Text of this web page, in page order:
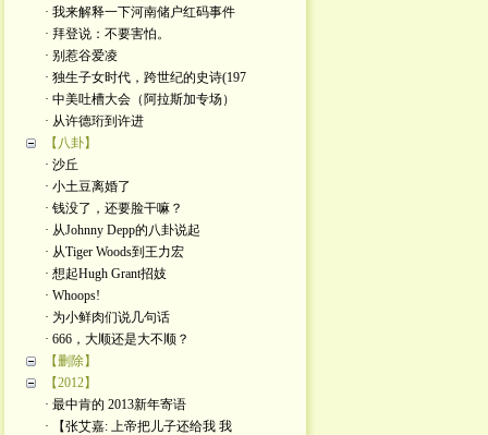
· 我来解释一下河南储户红码事件
· 拜登说：不要害怕。
· 别惹谷爱凌
· 独生子女时代，跨世纪的史诗(197
· 中美吐槽大会（阿拉斯加专场）
· 从许德珩到许进
【八卦】
· 沙丘
· 小土豆离婚了
· 钱没了，还要脸干嘛？
· 从Johnny Depp的八卦说起
· 从Tiger Woods到王力宏
· 想起Hugh Grant招妓
· Whoops!
· 为小鲜肉们说几句话
· 666，大顺还是大不顺？
【删除】
【2012】
· 最中肯的 2013新年寄语
· 【张艾嘉: 上帝把儿子还给我 我